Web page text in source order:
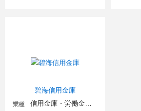
碧海信用金庫
業種